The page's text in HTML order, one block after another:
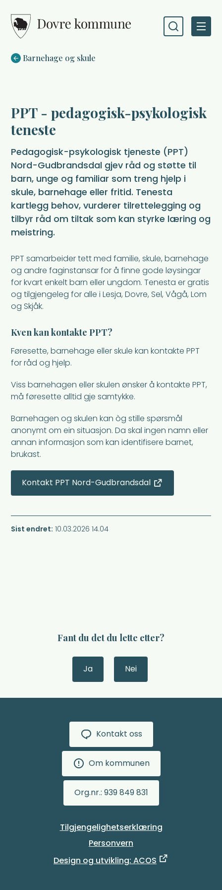
Du er her:
Barnehage og skule
PPT - pedagogisk-psykologisk
teneste
Pedagogisk-psykologisk tjeneste (PPT)
Nord-Gudbrandsdal gjev råd og støtte til
barn, unge og familiar som treng hjelp i
skule, barnehage eller fritid. Tenesta
kartlegg behov, vurderer tilrettelegging og
tilbyr råd om tiltak som kan styrke læring og
meistring.
PPT samarbeider tett med familie, skule, barnehage
og andre faginstansar for å finne gode løysingar
for kvart enkelt barn eller ungdom. Tenesta er gratis
og tilgjengeleg for alle i Lesja, Dovre, Sel, Vågå, Lom
og Skjåk.
Kven kan kontakte PPT?
Føresette, barnehage eller skule kan kontakte PPT
for råd og hjelp.
Viss barnehagen eller skulen ønsker å kontakte PPT,
må føresette alltid gje samtykke.
Barnehagen og skulen kan òg stille spørsmål
anonymt om ein situasjon. Da skal ingen namn eller
annan informasjon som kan identifisere barnet,
brukast.
Kontakt PPT Nord-Gudbrandsdal
Sist endret 10.03.2026 14.04
Fant du det du lette etter?
Ja Nei
Kontakt oss
Om kommunen
Org.nr.: 939 849 831
Tilgjengelighetserklæring
Personvern
Design og utvikling: ACOS